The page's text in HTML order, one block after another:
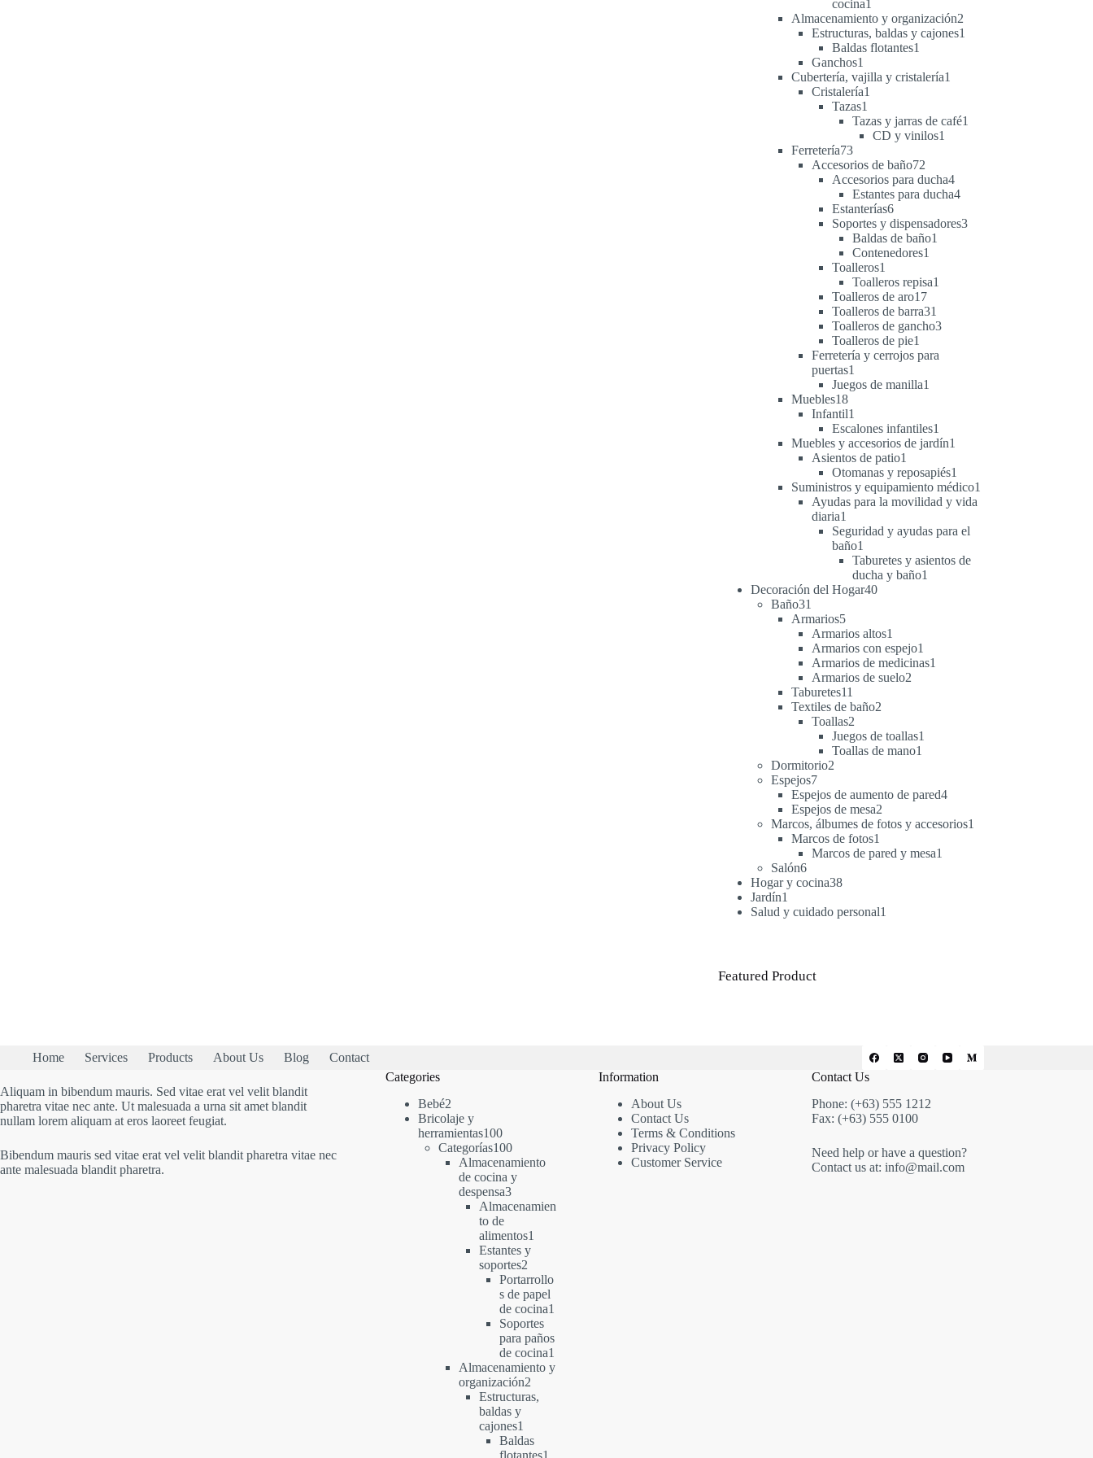
cocina1
producto
Almacenamiento y organización2
Estructuras, baldas y cajones1
Baldas flotantes1
Ganchos1
producto
Cubertería, vajilla y cristalería1
Cristalería1
Tazas1
producto
Tazas y jarras de café1
CD y vinilos1
Ferretería7373
productos
Accesorios de baño72
productos
Accesorios para ducha44
productos
Estantes para ducha44
Estanterías66
productos
Soportes y dispensadores33
Baldas de baño1
Contenedores1
Toalleros1
producto
Toalleros repisa1
Toalleros de aro1717
productos
Toalleros de barra31
productos
Toalleros de gancho33
Toalleros de pie1
producto
Ferretería y cerrojos para
puertas1
producto
Juegos de manilla1
Muebles1818
productos
Infantil1
producto
Escalones infantiles1
producto
Muebles y accesorios de jardín1
Asientos de patio1
producto
Otomanas y reposapiés1
producto
Suministros y equipamiento médico1
Ayudas para la movilidad y vida
diaria1
producto
Seguridad y ayudas para el
baño1
producto
Taburetes y asientos de
ducha y baño1
Decoración del Hogar4040
Baño31
productos
Armarios55
productos
Armarios altos1
producto
Armarios con espejo1
producto
Armarios de medicinas1
Armarios de suelo2
Taburetes11
productos
Textiles de baño2
Toallas2
productos
Juegos de toallas1
Toallas de mano1
Dormitorio2
Espejos77
productos
Espejos de aumento de pared44
Espejos de mesa2
productos
Marcos, álbumes de fotos y accesorios1
Marcos de fotos1
producto
Marcos de pared y mesa1
Salón66
productos
Hogar y cocina3838
Jardín1
producto
Salud y cuidado personal1
Featured Product
Home Services Products About Us Blog Contact
Aliquam in bibendum mauris. Sed vitae erat vel velit blandit
pharetra vitae nec ante. Ut malesuada a urna sit amet blandit
nullam lorem aliquam at eros laoreet feugiat.
Bibendum mauris sed vitae erat vel velit blandit pharetra vitae nec
ante malesuada blandit pharetra.
Categories
Bebé22
productos
Bricolaje y
herramientas100100
productos
Categorías100100
productos
Almacenamiento
de cocina y
despensa33
productos
Almacenamien
to de
alimentos1
Estantes y
soportes22
productos
Portarrollo
s de papel
de cocina1
Soportes
para paños
de cocina1
producto
Almacenamiento y
organización22
productos
Estructuras,
baldas y
cajones1
producto
Baldas
flotantes1
Information
About Us
Contact Us
Terms & Conditions
Privacy Policy
Customer Service
Contact Us
Phone: (+63) 555 1212
Fax: (+63) 555 0100
Need help or have a question?
Contact us at: info@mail.com